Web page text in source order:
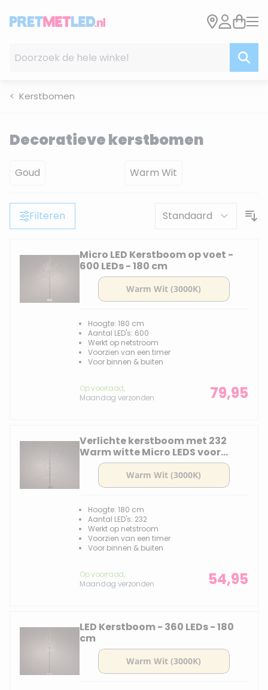
Kerstbomen
Decoratieve kerstbomen
Goud Warm Wit
Filteren
Micro LED Kerstboom op voet -
600 LEDs - 180 cm
Hoogte: 180 cm
Aantal LED's: 600
Werkt op netstroom
Voorzien van een timer
Voor binnen & buiten
Op voorraad,
Maandag verzonden
79,95
Verlichte kerstboom met 232
Warm witte Micro LEDS voor
buiten - 180 cm
Hoogte: 180 cm
Aantal LED's: 232
Werkt op netstroom
Voorzien van een timer
Voor binnen & buiten
Op voorraad,
Maandag verzonden
54,95
LED Kerstboom - 360 LEDs - 180
cm